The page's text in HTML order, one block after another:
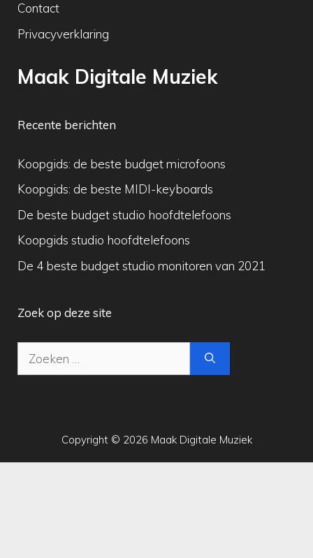
Contact
Privacyverklaring
Maak Digitale Muziek
Recente berichten
Koopgids: de beste budget microfoons
Koopgids: de beste MIDI-keyboards
De beste budget studio hoofdtelefoons
Koopgids studio hoofdtelefoons
De 4 beste budget studio monitoren van 2021
Zoek op deze site
Zoek
Copyright © 2026 Maak Digitale Muziek